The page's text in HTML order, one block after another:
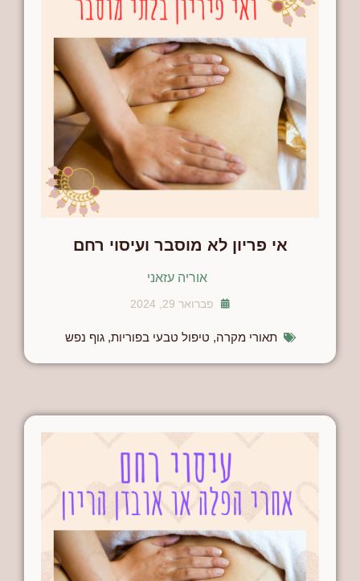
אי פריון לא מוסבר ועיסוי רחם
אוריה עזאני
פברואר 29, 2024
תאורי מקרה, טיפול טבעי בפוריות,גוף נפש